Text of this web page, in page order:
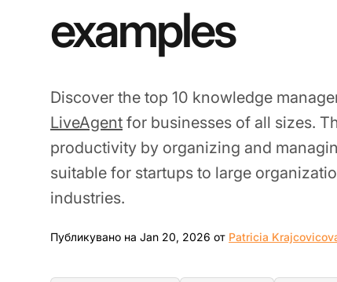
examples
Discover the top 10 knowledge
LiveAgent for businesses of all sizes.
productivity by organizing and
suitable for startups to large
industries.
Публикувано на Jan 20, 2026 от Patricia